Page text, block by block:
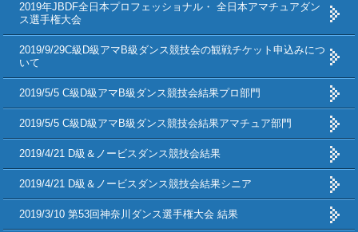
2019年JBDF全日本プロフェッショナル・ 全日本アマチュアダン
ス選手権大会
2019/9/29C級D級アマB級ダンス競技会の観戦チケット申込みにつ
いて
2019/5/5 C級D級アマB級ダンス競技会結果プロ部門
2019/5/5 C級D級アマB級ダンス競技会結果アマチュア部門
2019/4/21 D級＆ノービスダンス競技会結果
2019/4/21 D級＆ノービスダンス競技会結果シニア
2019/3/10 第53回神奈川ダンス選手権大会 結果